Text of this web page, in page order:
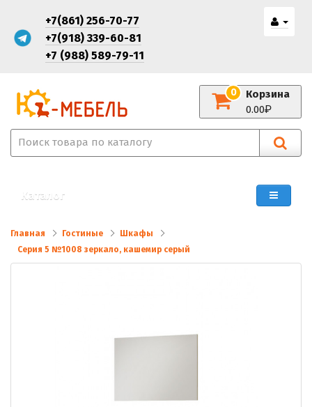
+7(861) 256-70-77
+7(918) 339-60-81
+7 (988) 589-79-11
Корзина
0
0.00
Каталог
Главная Гостиные
Шкафы
Серия 5 №1008 зеркало, кашемир серый